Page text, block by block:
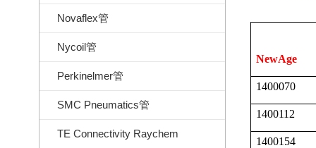
Novaflex管
Nycoil管
Perkinelmer管
SMC Pneumatics管
TE Connectivity Raychem
NewAge
1400070
1400112
1400154